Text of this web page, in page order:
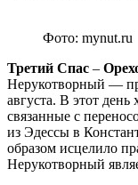
Фото: mynut.ru
Третий Спас –
Нерукотворный —
августа. В этот
связанные с
из Эдессы в
образом исцелило
Нерукотворный